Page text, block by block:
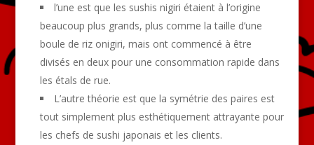
l’une est que les sushis nigiri étaient à l’origine
beaucoup plus grands, plus comme la taille d’une
boule de riz onigiri, mais ont commencé à être
divisés en deux pour une consommation rapide dans
les étals de rue.
L’autre théorie est que la symétrie des paires est
tout simplement plus esthétiquement attrayante pour
les chefs de sushi japonais et les clients.